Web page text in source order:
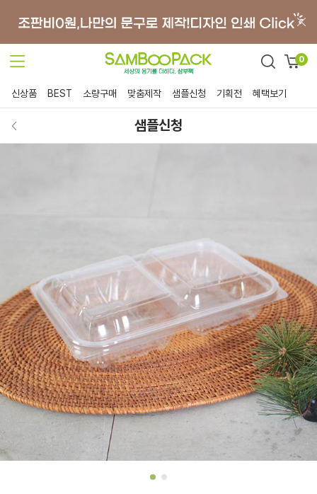
0
신상품 BEST 소량구매 맞춤제작 샘플신청 기획전 혜택보기
샘플신청